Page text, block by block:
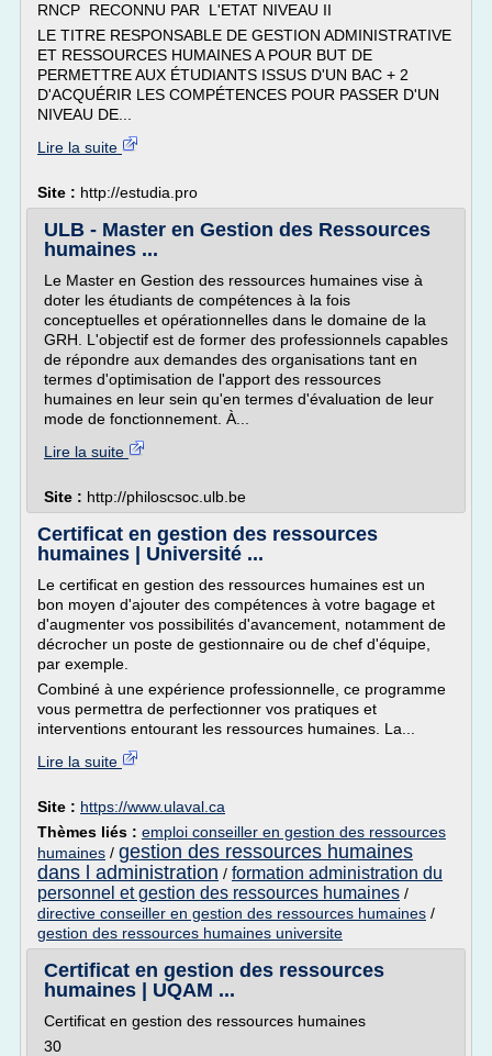
RNCP RECONNU PAR L'ETAT NIVEAU II
LE TITRE RESPONSABLE DE GESTION ADMINISTRATIVE
ET RESSOURCES HUMAINES A POUR BUT DE
PERMETTRE AUX ÉTUDIANTS ISSUS D'UN BAC + 2
D'ACQUÉRIR LES COMPÉTENCES POUR PASSER D'UN
NIVEAU DE...
Lire la suite
Site : http://estudia.pro
ULB - Master en Gestion des Ressources
humaines ...
Le Master en Gestion des ressources humaines vise à
doter les étudiants de compétences à la fois
conceptuelles et opérationnelles dans le domaine de la
GRH. L'objectif est de former des professionnels capables
de répondre aux demandes des organisations tant en
termes d'optimisation de l'apport des ressources
humaines en leur sein qu'en termes d'évaluation de leur
mode de fonctionnement. À...
Lire la suite
Site : http://philoscsoc.ulb.be
Certificat en gestion des ressources
humaines | Université ...
Le certificat en gestion des ressources humaines est un
bon moyen d'ajouter des compétences à votre bagage et
d'augmenter vos possibilités d'avancement, notamment de
décrocher un poste de gestionnaire ou de chef d'équipe,
par exemple.
Combiné à une expérience professionnelle, ce programme
vous permettra de perfectionner vos pratiques et
interventions entourant les ressources humaines. La...
Lire la suite
Site : https://www.ulaval.ca
Thèmes liés : emploi conseiller en gestion des ressources
humaines / gestion des ressources humaines
dans l administration / formation administration du
personnel et gestion des ressources humaines /
directive conseiller en gestion des ressources humaines /
gestion des ressources humaines universite
Certificat en gestion des ressources
humaines | UQAM ...
Certificat en gestion des ressources humaines
30